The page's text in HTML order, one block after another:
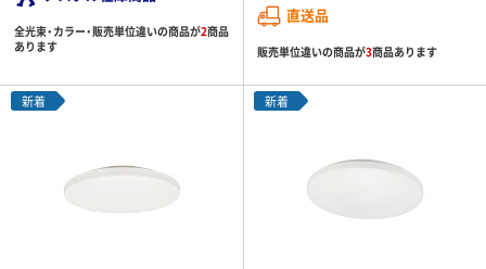
全光束・カラー・販売単位違いの商品が2商品
あります
直送品
販売単位違いの商品が3商品あります
新着 新着